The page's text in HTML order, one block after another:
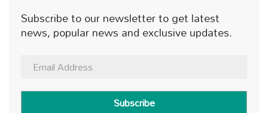
Subscribe to our newsletter to get latest
news, popular news and exclusive updates.
Subscribe